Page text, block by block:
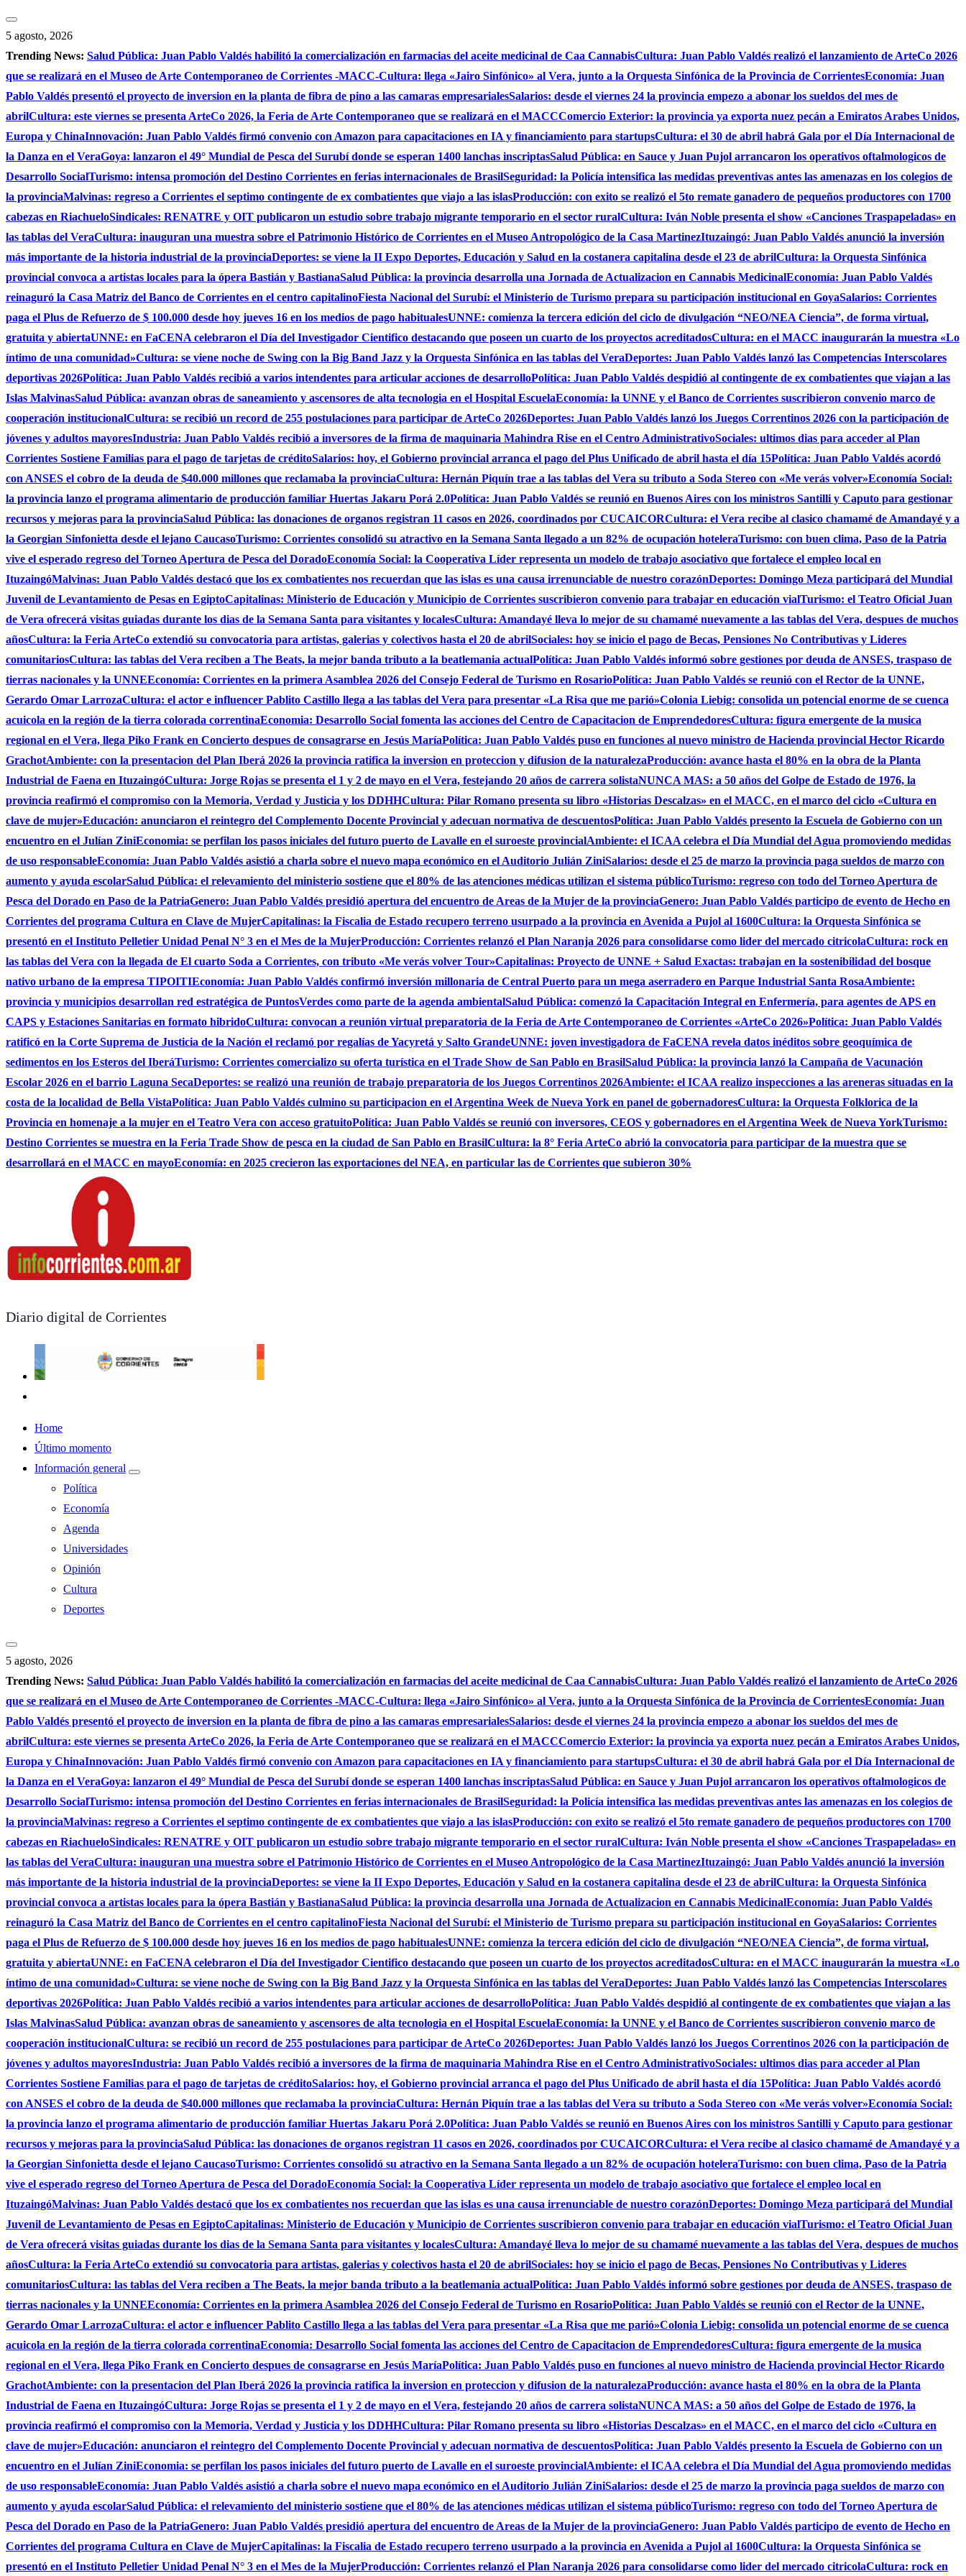
Saltar
al
contenido
5 agosto, 2026
Trending News: Salud Pública: Juan Pablo Valdés habilitó la comercialización en farmacias del aceite medicinal de Caa CannabisCultura: Juan Pablo Valdés realizó el lanzamiento de ArteCo 2026
que se realizará en el Museo de Arte Contemporaneo de Corrientes -MACC-Cultura: llega «Jairo Sinfónico» al Vera, junto a la Orquesta Sinfónica de la Provincia de CorrientesEconomía: Juan
Pablo Valdés presentó el proyecto de inversion en la planta de fibra de pino a las camaras empresarialesSalarios: desde el viernes 24 la provincia empezo a abonar los sueldos del mes de
abrilCultura: este viernes se presenta ArteCo 2026, la Feria de Arte Contemporaneo que se realizará en el MACCComercio Exterior: la provincia ya exporta nuez pecán a Emiratos Arabes Unidos,
Europa y ChinaInnovación: Juan Pablo Valdés firmó convenio con Amazon para capacitaciones en IA y financiamiento para startupsCultura: el 30 de abril habrá Gala por el Día Internacional de
la Danza en el VeraGoya: lanzaron el 49° Mundial de Pesca del Surubí donde se esperan 1400 lanchas inscriptasSalud Pública: en Sauce y Juan Pujol arrancaron los operativos oftalmologicos de
Desarrollo SocialTurismo: intensa promoción del Destino Corrientes en ferias internacionales de BrasilSeguridad: la Policía intensifica las medidas preventivas antes las amenazas en los colegios de
la provinciaMalvinas: regreso a Corrientes el septimo contingente de ex combatientes que viajo a las islasProducción: con exito se realizó el 5to remate ganadero de pequeños productores con 1700
cabezas en RiachueloSindicales: RENATRE y OIT publicaron un estudio sobre trabajo migrante temporario en el sector ruralCultura: Iván Noble presenta el show «Canciones Traspapeladas» en
las tablas del VeraCultura: inauguran una muestra sobre el Patrimonio Histórico de Corrientes en el Museo Antropológico de la Casa MartinezItuzaingó: Juan Pablo Valdés anunció la inversión
más importante de la historia industrial de la provinciaDeportes: se viene la II Expo Deportes, Educación y Salud en la costanera capitalina desde el 23 de abrilCultura: la Orquesta Sinfónica
provincial convoca a artistas locales para la ópera Bastián y BastianaSalud Pública: la provincia desarrolla una Jornada de Actualizacion en Cannabis MedicinalEconomía: Juan Pablo Valdés
reinaguró la Casa Matriz del Banco de Corrientes en el centro capitalinoFiesta Nacional del Surubí: el Ministerio de Turismo prepara su participación institucional en GoyaSalarios: Corrientes
paga el Plus de Refuerzo de $ 100.000 desde hoy jueves 16 en los medios de pago habitualesUNNE: comienza la tercera edición del ciclo de divulgación “NEO/NEA Ciencia”, de forma virtual,
gratuita y abiertaUNNE: en FaCENA celebraron el Día del Investigador Cientifico destacando que poseen un cuarto de los proyectos acreditadosCultura: en el MACC inaugurarán la muestra «Lo
íntimo de una comunidad»Cultura: se viene noche de Swing con la Big Band Jazz y la Orquesta Sinfónica en las tablas del VeraDeportes: Juan Pablo Valdés lanzó las Competencias Interscolares
deportivas 2026Política: Juan Pablo Valdés recibió a varios intendentes para articular acciones de desarrolloPolítica: Juan Pablo Valdés despidió al contingente de ex combatientes que viajan a las
Islas MalvinasSalud Pública: avanzan obras de saneamiento y ascensores de alta tecnologia en el Hospital EscuelaEconomía: la UNNE y el Banco de Corrientes suscribieron convenio marco de
cooperación institucionalCultura: se recibió un record de 255 postulaciones para participar de ArteCo 2026Deportes: Juan Pablo Valdés lanzó los Juegos Correntinos 2026 con la participación de
jóvenes y adultos mayoresIndustria: Juan Pablo Valdés recibió a inversores de la firma de maquinaria Mahindra Rise en el Centro AdministrativoSociales: ultimos dias para acceder al Plan
Corrientes Sostiene Familias para el pago de tarjetas de créditoSalarios: hoy, el Gobierno provincial arranca el pago del Plus Unificado de abril hasta el día 15Política: Juan Pablo Valdés acordó
con ANSES el cobro de la deuda de $40.000 millones que reclamaba la provinciaCultura: Hernán Piquín trae a las tablas del Vera su tributo a Soda Stereo con «Me verás volver»Economía Social:
la provincia lanzo el programa alimentario de producción familiar Huertas Jakaru Porá 2.0Política: Juan Pablo Valdés se reunió en Buenos Aires con los ministros Santilli y Caputo para gestionar
recursos y mejoras para la provinciaSalud Pública: las donaciones de organos registran 11 casos en 2026, coordinados por CUCAICORCultura: el Vera recibe al clasico chamamé de Amandayé y a
la Georgian Sinfonietta desde el lejano CaucasoTurismo: Corrientes consolidó su atractivo en la Semana Santa llegado a un 82% de ocupación hoteleraTurismo: con buen clima, Paso de la Patria
vive el esperado regreso del Torneo Apertura de Pesca del DoradoEconomía Social: la Cooperativa Líder representa un modelo de trabajo asociativo que fortalece el empleo local en
ItuzaingóMalvinas: Juan Pablo Valdés destacó que los ex combatientes nos recuerdan que las islas es una causa irrenunciable de nuestro corazónDeportes: Domingo Meza participará del Mundial
Juvenil de Levantamiento de Pesas en EgiptoCapitalinas: Ministerio de Educación y Municipio de Corrientes suscribieron convenio para trabajar en educación vialTurismo: el Teatro Oficial Juan
de Vera ofrecerá visitas guiadas durante los dias de la Semana Santa para visitantes y localesCultura: Amandayé lleva lo mejor de su chamamé nuevamente a las tablas del Vera, despues de muchos
añosCultura: la Feria ArteCo extendió su convocatoria para artistas, galerias y colectivos hasta el 20 de abrilSociales: hoy se inicio el pago de Becas, Pensiones No Contributivas y Lideres
comunitariosCultura: las tablas del Vera reciben a The Beats, la mejor banda tributo a la beatlemania actualPolítica: Juan Pablo Valdés informó sobre gestiones por deuda de ANSES, traspaso de
tierras nacionales y la UNNEEconomía: Corrientes en la primera Asamblea 2026 del Consejo Federal de Turismo en RosarioPolítica: Juan Pablo Valdés se reunió con el Rector de la UNNE,
Gerardo Omar LarrozaCultura: el actor e influencer Pablito Castillo llega a las tablas del Vera para presentar «La Risa que me parió»Colonia Liebig: consolida un potencial enorme de se cuenca
acuicola en la región de la tierra colorada correntinaEconomia: Desarrollo Social fomenta las acciones del Centro de Capacitacion de EmprendedoresCultura: figura emergente de la musica
regional en el Vera, llega Piko Frank en Concierto despues de consagrarse en Jesús MaríaPolítica: Juan Pablo Valdés puso en funciones al nuevo ministro de Hacienda provincial Hector Ricardo
GrachotAmbiente: con la presentacion del Plan Iberá 2026 la provincia ratifica la inversion en proteccion y difusion de la naturalezaProducción: avance hasta el 80% en la obra de la Planta
Industrial de Faena en ItuzaingóCultura: Jorge Rojas se presenta el 1 y 2 de mayo en el Vera, festejando 20 años de carrera solistaNUNCA MAS: a 50 años del Golpe de Estado de 1976, la
provincia reafirmó el compromiso con la Memoria, Verdad y Justicia y los DDHHCultura: Pilar Romano presenta su libro «Historias Descalzas» en el MACC, en el marco del ciclo «Cultura en
clave de mujer»Educación: anunciaron el reintegro del Complemento Docente Provincial y adecuan normativa de descuentosPolítica: Juan Pablo Valdés presento la Escuela de Gobierno con un
encuentro en el Julían ZiniEconomia: se perfilan los pasos iniciales del futuro puerto de Lavalle en el suroeste provincialAmbiente: el ICAA celebra el Día Mundial del Agua promoviendo medidas
de uso responsableEconomía: Juan Pablo Valdés asistió a charla sobre el nuevo mapa económico en el Auditorio Julián ZiniSalarios: desde el 25 de marzo la provincia paga sueldos de marzo con
aumento y ayuda escolarSalud Pública: el relevamiento del ministerio sostiene que el 80% de las atenciones médicas utilizan el sistema públicoTurismo: regreso con todo del Torneo Apertura de
Pesca del Dorado en Paso de la PatriaGenero: Juan Pablo Valdés presidió apertura del encuentro de Areas de la Mujer de la provinciaGenero: Juan Pablo Valdés participo de evento de Hecho en
Corrientes del programa Cultura en Clave de MujerCapitalinas: la Fiscalia de Estado recupero terreno usurpado a la provincia en Avenida a Pujol al 1600Cultura: la Orquesta Sinfónica se
presentó en el Instituto Pelletier Unidad Penal N° 3 en el Mes de la MujerProducción: Corrientes relanzó el Plan Naranja 2026 para consolidarse como lider del mercado citricolaCultura: rock en
las tablas del Vera con la llegada de El cuarto Soda a Corrientes, con tributo «Me verás volver Tour»Capitalinas: Proyecto de UNNE + Salud Exactas: trabajan en la sostenibilidad del bosque
nativo urbano de la empresa TIPOITIEconomía: Juan Pablo Valdés confirmó inversión millonaria de Central Puerto para un mega aserradero en Parque Industrial Santa RosaAmbiente:
provincia y municipios desarrollan red estratégica de PuntosVerdes como parte de la agenda ambientalSalud Pública: comenzó la Capacitación Integral en Enfermería, para agentes de APS en
CAPS y Estaciones Sanitarias en formato hibridoCultura: convocan a reunión virtual preparatoria de la Feria de Arte Contemporaneo de Corrientes «ArteCo 2026»Política: Juan Pablo Valdés
ratificó en la Corte Suprema de Justicia de la Nación el reclamó por regalías de Yacyretá y Salto GrandeUNNE: joven investigadora de FaCENA revela datos inéditos sobre geoquímica de
sedimentos en los Esteros del IberáTurismo: Corrientes comercializo su oferta turística en el Trade Show de San Pablo en BrasilSalud Pública: la provincia lanzó la Campaña de Vacunación
Escolar 2026 en el barrio Laguna SecaDeportes: se realizó una reunión de trabajo preparatoria de los Juegos Correntinos 2026Ambiente: el ICAA realizo inspecciones a las areneras situadas en la
costa de la localidad de Bella VistaPolítica: Juan Pablo Valdés culmino su participacion en el Argentina Week de Nueva York en panel de gobernadoresCultura: la Orquesta Folklorica de la
Provincia en homenaje a la mujer en el Teatro Vera con acceso gratuitoPolítica: Juan Pablo Valdés se reunió con inversores, CEOS y gobernadores en el Argentina Week de Nueva YorkTurismo:
Destino Corrientes se muestra en la Feria Trade Show de pesca en la ciudad de San Pablo en BrasilCultura: la 8° Feria ArteCo abrió la convocatoria para participar de la muestra que se
desarrollará en el MACC en mayoEconomía: en 2025 crecieron las exportaciones del NEA, en particular las de Corrientes que subieron 30%
Diario digital de Corrientes
Home
Último momento
Información general
Política
Economía
Agenda
Universidades
Opinión
Cultura
Deportes
5 agosto, 2026
Trending News: Salud Pública: Juan Pablo Valdés habilitó la comercialización en farmacias del aceite medicinal de Caa CannabisCultura: Juan Pablo Valdés realizó el lanzamiento de ArteCo 2026
que se realizará en el Museo de Arte Contemporaneo de Corrientes -MACC-Cultura: llega «Jairo Sinfónico» al Vera, junto a la Orquesta Sinfónica de la Provincia de CorrientesEconomía: Juan
Pablo Valdés presentó el proyecto de inversion en la planta de fibra de pino a las camaras empresarialesSalarios: desde el viernes 24 la provincia empezo a abonar los sueldos del mes de
abrilCultura: este viernes se presenta ArteCo 2026, la Feria de Arte Contemporaneo que se realizará en el MACCComercio Exterior: la provincia ya exporta nuez pecán a Emiratos Arabes Unidos,
Europa y ChinaInnovación: Juan Pablo Valdés firmó convenio con Amazon para capacitaciones en IA y financiamiento para startupsCultura: el 30 de abril habrá Gala por el Día Internacional de
la Danza en el VeraGoya: lanzaron el 49° Mundial de Pesca del Surubí donde se esperan 1400 lanchas inscriptasSalud Pública: en Sauce y Juan Pujol arrancaron los operativos oftalmologicos de
Desarrollo SocialTurismo: intensa promoción del Destino Corrientes en ferias internacionales de BrasilSeguridad: la Policía intensifica las medidas preventivas antes las amenazas en los colegios de
la provinciaMalvinas: regreso a Corrientes el septimo contingente de ex combatientes que viajo a las islasProducción: con exito se realizó el 5to remate ganadero de pequeños productores con 1700
cabezas en RiachueloSindicales: RENATRE y OIT publicaron un estudio sobre trabajo migrante temporario en el sector ruralCultura: Iván Noble presenta el show «Canciones Traspapeladas» en
las tablas del VeraCultura: inauguran una muestra sobre el Patrimonio Histórico de Corrientes en el Museo Antropológico de la Casa MartinezItuzaingó: Juan Pablo Valdés anunció la inversión
más importante de la historia industrial de la provinciaDeportes: se viene la II Expo Deportes, Educación y Salud en la costanera capitalina desde el 23 de abrilCultura: la Orquesta Sinfónica
provincial convoca a artistas locales para la ópera Bastián y BastianaSalud Pública: la provincia desarrolla una Jornada de Actualizacion en Cannabis MedicinalEconomía: Juan Pablo Valdés
reinaguró la Casa Matriz del Banco de Corrientes en el centro capitalinoFiesta Nacional del Surubí: el Ministerio de Turismo prepara su participación institucional en GoyaSalarios: Corrientes
paga el Plus de Refuerzo de $ 100.000 desde hoy jueves 16 en los medios de pago habitualesUNNE: comienza la tercera edición del ciclo de divulgación “NEO/NEA Ciencia”, de forma virtual,
gratuita y abiertaUNNE: en FaCENA celebraron el Día del Investigador Cientifico destacando que poseen un cuarto de los proyectos acreditadosCultura: en el MACC inaugurarán la muestra «Lo
íntimo de una comunidad»Cultura: se viene noche de Swing con la Big Band Jazz y la Orquesta Sinfónica en las tablas del VeraDeportes: Juan Pablo Valdés lanzó las Competencias Interscolares
deportivas 2026Política: Juan Pablo Valdés recibió a varios intendentes para articular acciones de desarrolloPolítica: Juan Pablo Valdés despidió al contingente de ex combatientes que viajan a las
Islas MalvinasSalud Pública: avanzan obras de saneamiento y ascensores de alta tecnologia en el Hospital EscuelaEconomía: la UNNE y el Banco de Corrientes suscribieron convenio marco de
cooperación institucionalCultura: se recibió un record de 255 postulaciones para participar de ArteCo 2026Deportes: Juan Pablo Valdés lanzó los Juegos Correntinos 2026 con la participación de
jóvenes y adultos mayoresIndustria: Juan Pablo Valdés recibió a inversores de la firma de maquinaria Mahindra Rise en el Centro AdministrativoSociales: ultimos dias para acceder al Plan
Corrientes Sostiene Familias para el pago de tarjetas de créditoSalarios: hoy, el Gobierno provincial arranca el pago del Plus Unificado de abril hasta el día 15Política: Juan Pablo Valdés acordó
con ANSES el cobro de la deuda de $40.000 millones que reclamaba la provinciaCultura: Hernán Piquín trae a las tablas del Vera su tributo a Soda Stereo con «Me verás volver»Economía Social:
la provincia lanzo el programa alimentario de producción familiar Huertas Jakaru Porá 2.0Política: Juan Pablo Valdés se reunió en Buenos Aires con los ministros Santilli y Caputo para gestionar
recursos y mejoras para la provinciaSalud Pública: las donaciones de organos registran 11 casos en 2026, coordinados por CUCAICORCultura: el Vera recibe al clasico chamamé de Amandayé y a
la Georgian Sinfonietta desde el lejano CaucasoTurismo: Corrientes consolidó su atractivo en la Semana Santa llegado a un 82% de ocupación hoteleraTurismo: con buen clima, Paso de la Patria
vive el esperado regreso del Torneo Apertura de Pesca del DoradoEconomía Social: la Cooperativa Líder representa un modelo de trabajo asociativo que fortalece el empleo local en
ItuzaingóMalvinas: Juan Pablo Valdés destacó que los ex combatientes nos recuerdan que las islas es una causa irrenunciable de nuestro corazónDeportes: Domingo Meza participará del Mundial
Juvenil de Levantamiento de Pesas en EgiptoCapitalinas: Ministerio de Educación y Municipio de Corrientes suscribieron convenio para trabajar en educación vialTurismo: el Teatro Oficial Juan
de Vera ofrecerá visitas guiadas durante los dias de la Semana Santa para visitantes y localesCultura: Amandayé lleva lo mejor de su chamamé nuevamente a las tablas del Vera, despues de muchos
añosCultura: la Feria ArteCo extendió su convocatoria para artistas, galerias y colectivos hasta el 20 de abrilSociales: hoy se inicio el pago de Becas, Pensiones No Contributivas y Lideres
comunitariosCultura: las tablas del Vera reciben a The Beats, la mejor banda tributo a la beatlemania actualPolítica: Juan Pablo Valdés informó sobre gestiones por deuda de ANSES, traspaso de
tierras nacionales y la UNNEEconomía: Corrientes en la primera Asamblea 2026 del Consejo Federal de Turismo en RosarioPolítica: Juan Pablo Valdés se reunió con el Rector de la UNNE,
Gerardo Omar LarrozaCultura: el actor e influencer Pablito Castillo llega a las tablas del Vera para presentar «La Risa que me parió»Colonia Liebig: consolida un potencial enorme de se cuenca
acuicola en la región de la tierra colorada correntinaEconomia: Desarrollo Social fomenta las acciones del Centro de Capacitacion de EmprendedoresCultura: figura emergente de la musica
regional en el Vera, llega Piko Frank en Concierto despues de consagrarse en Jesús MaríaPolítica: Juan Pablo Valdés puso en funciones al nuevo ministro de Hacienda provincial Hector Ricardo
GrachotAmbiente: con la presentacion del Plan Iberá 2026 la provincia ratifica la inversion en proteccion y difusion de la naturalezaProducción: avance hasta el 80% en la obra de la Planta
Industrial de Faena en ItuzaingóCultura: Jorge Rojas se presenta el 1 y 2 de mayo en el Vera, festejando 20 años de carrera solistaNUNCA MAS: a 50 años del Golpe de Estado de 1976, la
provincia reafirmó el compromiso con la Memoria, Verdad y Justicia y los DDHHCultura: Pilar Romano presenta su libro «Historias Descalzas» en el MACC, en el marco del ciclo «Cultura en
clave de mujer»Educación: anunciaron el reintegro del Complemento Docente Provincial y adecuan normativa de descuentosPolítica: Juan Pablo Valdés presento la Escuela de Gobierno con un
encuentro en el Julían ZiniEconomia: se perfilan los pasos iniciales del futuro puerto de Lavalle en el suroeste provincialAmbiente: el ICAA celebra el Día Mundial del Agua promoviendo medidas
de uso responsableEconomía: Juan Pablo Valdés asistió a charla sobre el nuevo mapa económico en el Auditorio Julián ZiniSalarios: desde el 25 de marzo la provincia paga sueldos de marzo con
aumento y ayuda escolarSalud Pública: el relevamiento del ministerio sostiene que el 80% de las atenciones médicas utilizan el sistema públicoTurismo: regreso con todo del Torneo Apertura de
Pesca del Dorado en Paso de la PatriaGenero: Juan Pablo Valdés presidió apertura del encuentro de Areas de la Mujer de la provinciaGenero: Juan Pablo Valdés participo de evento de Hecho en
Corrientes del programa Cultura en Clave de MujerCapitalinas: la Fiscalia de Estado recupero terreno usurpado a la provincia en Avenida a Pujol al 1600Cultura: la Orquesta Sinfónica se
presentó en el Instituto Pelletier Unidad Penal N° 3 en el Mes de la MujerProducción: Corrientes relanzó el Plan Naranja 2026 para consolidarse como lider del mercado citricolaCultura: rock en